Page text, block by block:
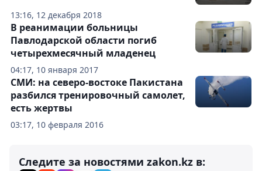
13:16, 12 декабря 2018
04:17, 10 января 2017
В реанимации больницы
Павлодарской области погиб
четырехмесячный младенец
03:17, 10 февраля 2016
СМИ: на северо-востоке Пакистана
разбился тренировочный самолет,
есть жертвы
Следите за новостями zakon.kz в: